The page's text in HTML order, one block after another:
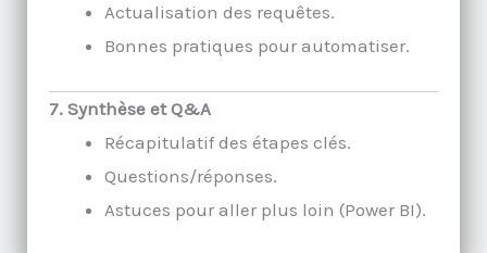
Actualisation des requêtes.
Bonnes pratiques pour automatiser.
7. Synthèse et Q&A
Récapitulatif des étapes clés.
Questions/réponses.
Astuces pour aller plus loin (Power BI).